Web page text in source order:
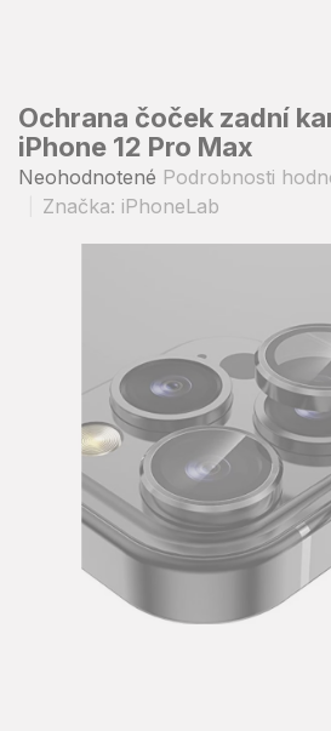
Ochrana čoček zadní
iPhone 12 Pro Max
Priemerné
hodnotenie
hviezdičiek.
Neohodnotené Podrobnosti
Značka: iPhoneLab